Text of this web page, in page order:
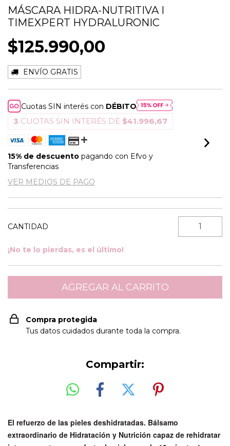
MÁSCARA HIDRA-NUTRITIVA I
TIMEXPERT HYDRALURONIC
$125.990,00
ENVÍO GRATIS
Cuotas SIN interés con DÉBITO
3 CUOTAS SIN INTERÉS DE $41.996,67
15% de descuento pagando con Efvo y
Transferencias
VER MEDIOS DE PAGO
CANTIDAD
¡No te lo pierdas, es el último!
Compra protegida
Tus datos cuidados durante toda la compra.
Compartir:
El refuerzo de las pieles deshidratadas. Bálsamo
extraordinario de Hidratación y Nutrición capaz de rehidratar